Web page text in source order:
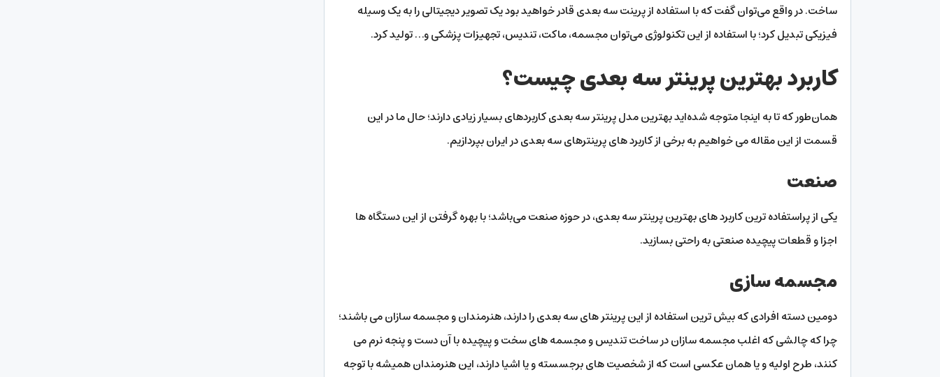
ساخت. در واقع می‌توان گفت که با استفاده از پرینت سه بعدی قادر خواهید بود یک تصویر دیجیتالی را به یک وسیله
فیزیکی تبدیل کرد؛ با استفاده از این تکنولوژی می‌توان مجسمه، ماکت، تندیس، تجهیزات پزشکی و… تولید کرد.
کاربرد بهترین پرینتر سه بعدی چیست؟
همان‌طور که تا به اینجا متوجه شده‌اید بهترین مدل پرینتر سه بعدی کاربرد‌های بسیار زیادی دارند؛ حال ما در این
قسمت از این مقاله می خواهیم به برخی از کاربرد های پرینترهای سه بعدی در ایران بپردازیم.
صنعت
یکی از پراستفاده ترین کاربرد های بهترین پرینتر سه بعدی، در حوزه صنعت می‌باشد؛ با بهره گرفتن از این دستگاه ها
اجزا و قطعات پیچیده صنعتی به راحتی بسازید.
مجسمه سازی
دومین دسته افرادی که بیش ترین استفاده از این پرینتر های سه بعدی را دارند، هنرمندان و مجسمه سازان می باشند؛
چرا که چالشی که اغلب مجسمه سازان در ساخت تندیس و مجسمه های سخت و پیچیده با آن دست و پنجه نرم می
کنند، طرح اولیه و یا همان عکسی است که از شخصیت های برجسسته و یا اشیا دارند، این هنرمندان همیشه با توجه